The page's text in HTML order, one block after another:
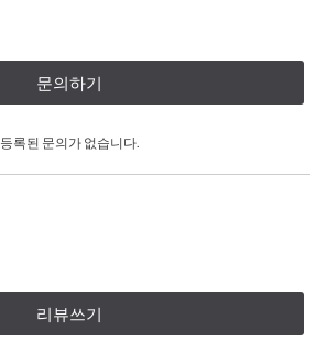
문의하기
등록된 문의가 없습니다.
리뷰쓰기